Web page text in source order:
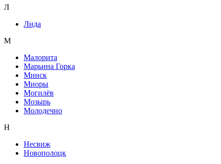
Л
Лида
М
Малорита
Марьина Горка
Минск
Миоры
Могилёв
Мозырь
Молодечно
Н
Несвиж
Новополоцк